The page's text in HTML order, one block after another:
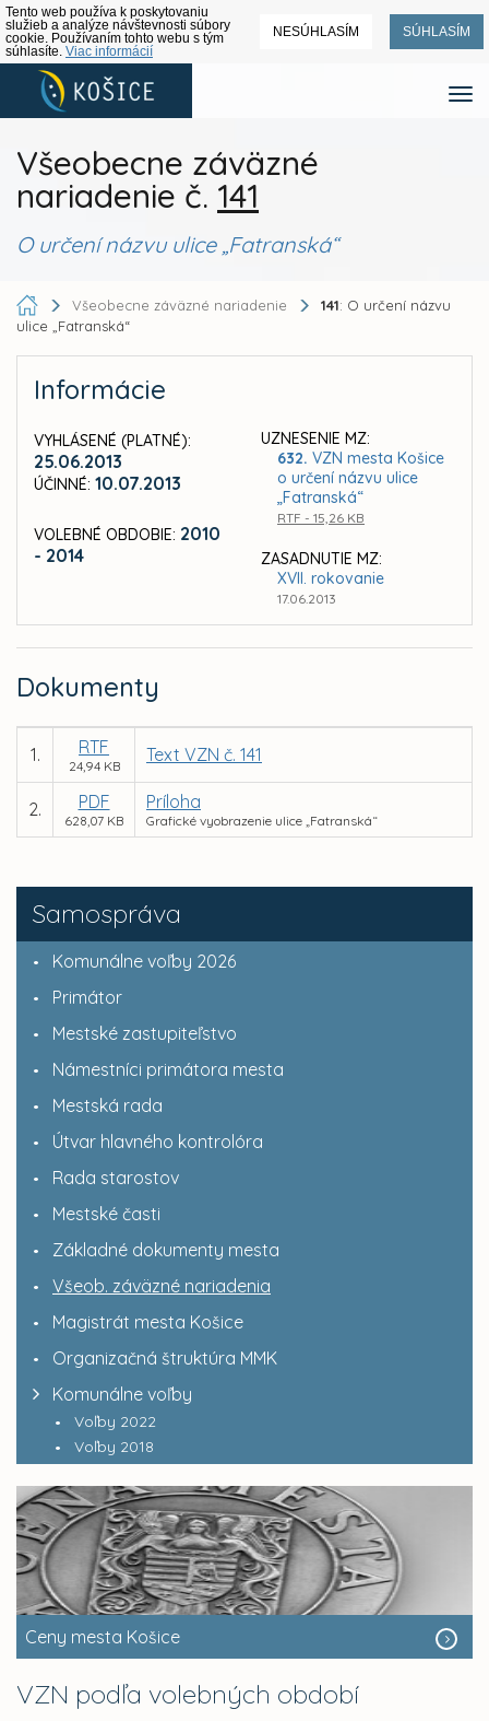
Tento web používa k poskytovaniu
služieb a analýze návštevnosti súbory
cookie. Používaním tohto webu s tým
súhlasíte. Viac informácií
NESÚHLASÍM SÚHLASÍM
Všeobecne záväzné
nariadenie č. 141
O určení názvu ulice „Fatranská“
Samospráva
Komunálne voľby 2026
Primátor
Mestské zastupiteľstvo
Námestníci primátora mesta
Mestská rada
Útvar hlavného kontrolóra
Rada starostov
Mestské časti
Základné dokumenty mesta
Všeob. záväzné nariadenia
Magistrát mesta Košice
Organizačná štruktúra MMK
Komunálne voľby
Voľby 2022
Voľby 2018
Ceny mesta Košice
VZN podľa volebných období
Všeobecne záväzné nariadenie 141: O určení názvu
ulice „Fatranská“
Informácie
VYHLÁSENÉ (PLATNÉ):
25.06.2013
ÚČINNÉ: 10.07.2013
VOLEBNÉ OBDOBIE: 2010
- 2014
UZNESENIE MZ:
632. VZN mesta Košice
o určení názvu ulice
„Fatranská“
RTF - 15,26 KB
ZASADNUTIE MZ:
XVII. rokovanie
17.06.2013
Dokumenty
1. RTF
24,94 KB
Text VZN č. 141
2. PDF
628,07 KB
Príloha
Grafické vyobrazenie ulice „Fatranská“